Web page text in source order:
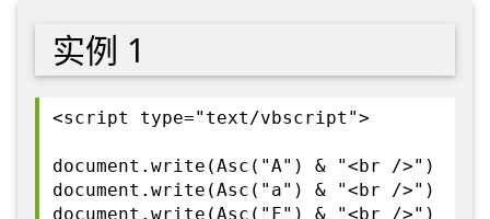
实例 1
<script type="text/vbscript">
document.write(Asc("A") & "<br />")
document.write(Asc("a") & "<br />")
document.write(Asc("F") & "<br />")